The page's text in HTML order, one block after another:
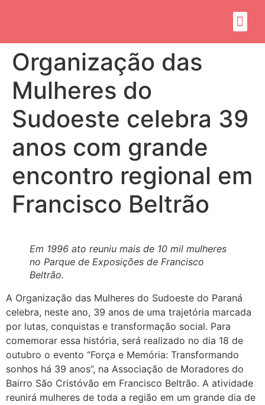
Organização das
Mulheres do
Sudoeste celebra 39
anos com grande
encontro regional em
Francisco Beltrão
Em 1996 ato reuniu mais de 10 mil mulheres
no Parque de Exposições de Francisco
Beltrão.
A Organização das Mulheres do Sudoeste do Paraná
celebra, neste ano, 39 anos de uma trajetória marcada
por lutas, conquistas e transformação social. Para
comemorar essa história, será realizado no dia 18 de
outubro o evento “Força e Memória: Transformando
sonhos há 39 anos”, na Associação de Moradores do
Bairro São Cristóvão em Francisco Beltrão. A atividade
reunirá mulheres de toda a região em um grande dia de